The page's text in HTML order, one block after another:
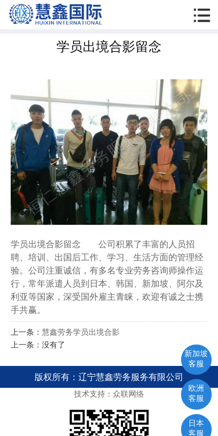

学员出境合影留念
学员出境合影留念 公司积累了丰富的人员招
聘、培训、出国后工作、学习、生活方面的管理经
验。公司注重诚信，有多名专业劳务咨询师操作运
行，常年派遣人员到日本、韩国、新加坡、阿尔及
利亚等国家，深受国外雇主青睐，欢迎有诚之士携
手共赢。
上一条：慧鑫劳务学员出境合影
上一条：没有了
版权所有：辽宁慧鑫劳务服务有限公司
技术支持：众联网络
新加坡
客服
欧洲
客服
日本
客服